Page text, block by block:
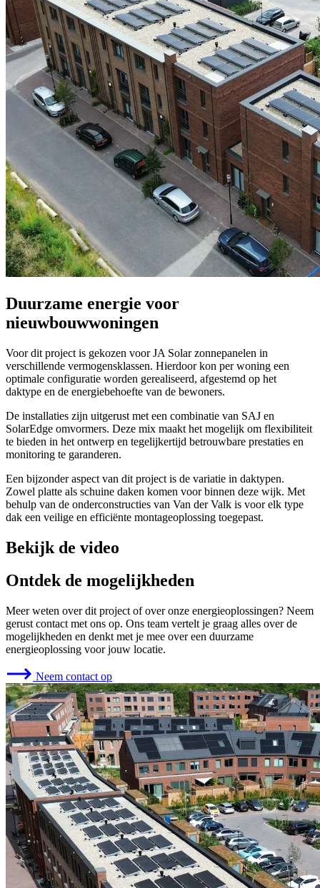
Duurzame energie voor
nieuwbouwwoningen
Voor dit project is gekozen voor JA Solar zonnepanelen in
verschillende vermogensklassen. Hierdoor kon per woning een
optimale configuratie worden gerealiseerd, afgestemd op het
daktype en de energiebehoefte van de bewoners.
De installaties zijn uitgerust met een combinatie van SAJ en
SolarEdge omvormers. Deze mix maakt het mogelijk om flexibiliteit
te bieden in het ontwerp en tegelijkertijd betrouwbare prestaties en
monitoring te garanderen.
Een bijzonder aspect van dit project is de variatie in daktypen.
Zowel platte als schuine daken komen voor binnen deze wijk. Met
behulp van de onderconstructies van Van der Valk is voor elk type
dak een veilige en efficiënte montageoplossing toegepast.
Bekijk de video
Ontdek de mogelijkheden
Meer weten over dit project of over onze energieoplossingen? Neem
gerust contact met ons op. Ons team vertelt je graag alles over de
mogelijkheden en denkt met je mee over een duurzame
energieoplossing voor jouw locatie.
Neem contact op